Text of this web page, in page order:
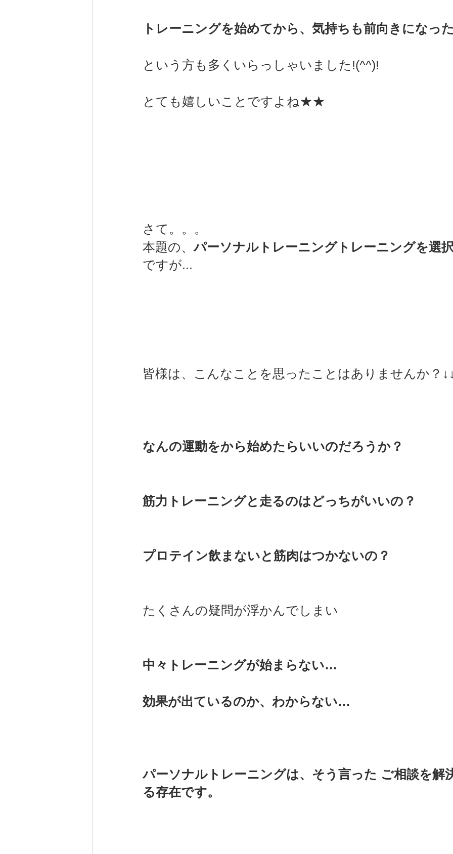
トレーニングを始めてから、気持ちも前向きになった
という方も多くいらっしゃいました!(^^)!
とても嬉しいことですよね★★
さて。。。
本題の、パーソナルトレーニングトレーニングを選
ですが...
皆様は、こんなことを思ったことはありませんか？
なんの運動をから始めたらいいのだろうか？
筋力トレーニングと走るのはどっちがいいの？
プロテイン飲まないと筋肉はつかないの？
たくさんの疑問が浮かんでしまい
中々トレーニングが始まらない…
効果が出ているのか、わからない…
パーソナルトレーニングは、そう言った ご相談を解
る存在です。